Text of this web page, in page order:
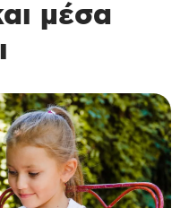
μέσα